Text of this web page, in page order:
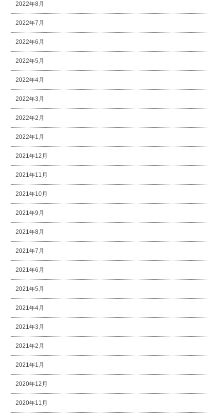
2022年8月
2022年7月
2022年6月
2022年5月
2022年4月
2022年3月
2022年2月
2022年1月
2021年12月
2021年11月
2021年10月
2021年9月
2021年8月
2021年7月
2021年6月
2021年5月
2021年4月
2021年3月
2021年2月
2021年1月
2020年12月
2020年11月